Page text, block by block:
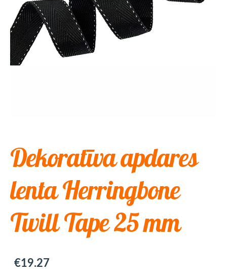
Dekoratīva apdares
lenta Herringbone
Twill Tape 25 mm
€19.27